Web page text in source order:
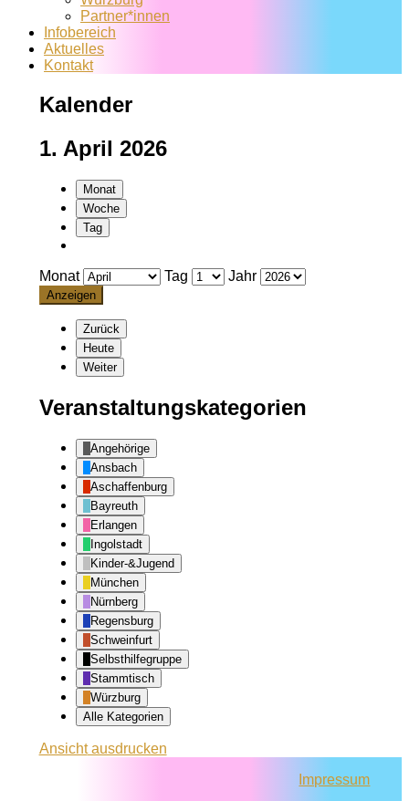
Partner*innen
Infobereich
Aktuelles
Kontakt
Kalender
1. April 2026
Monat
Woche
Tag
Monat Tag Jahr
Zurück
Heute
Weiter
Veranstaltungskategorien
Angehörige
Ansbach
Aschaffenburg
Bayreuth
Erlangen
Ingolstadt
Kinder-&Jugend
München
Nürnberg
Regensburg
Schweinfurt
Selbsthilfegruppe
Stammtisch
Würzburg
Alle Kategorien
Ansichtausdrucken
Impressum